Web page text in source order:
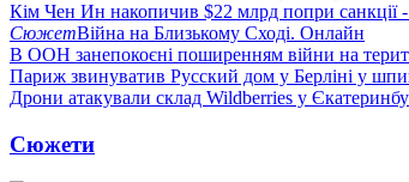
Кім Чен Ин накопичив $22 млрд попри санкції
СюжетВійна на Близькому Сході. Онлайн
В ООН занепокоєні поширенням війни на
Париж звинуватив Русский дом у Берліні у
Дрони атакували склад Wildberries у
Сюжети